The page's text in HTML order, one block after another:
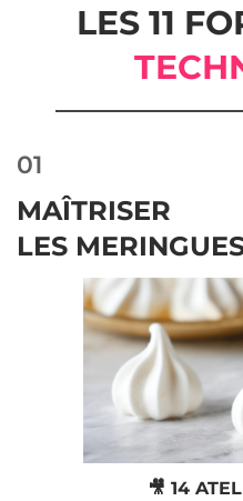
LES 11
01
MAÎTRISER
LES
🎥 14